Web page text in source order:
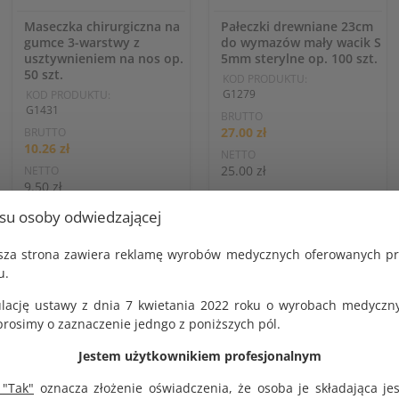
osoby odwiedzającej
strona zawiera reklamę wyrobów medycznych oferowanych
ustawy z dnia 7 kwietania 2022 roku o wyrobach
o zaznaczenie jedngo z poniższych pól.
Jestem użytkownikiem profesjonalnym
oznacza złożenie oświadczenia, że osoba je składająca
Maseczka chirurgiczna na
gumce 3-warstwy z
usztywnieniem na nos op.
50 szt.
KOD PRODUKTU:
G1431
BRUTTO
10.26 zł
NETTO
9.50 zł
DO KOSZYKA
Pałeczki drewniane 23cm
do wymazów mały wacik S
5mm sterylne op. 100 szt.
KOD PRODUKTU:
G1279
BRUTTO
27.00 zł
NETTO
25.00 zł
DO KOSZYKA